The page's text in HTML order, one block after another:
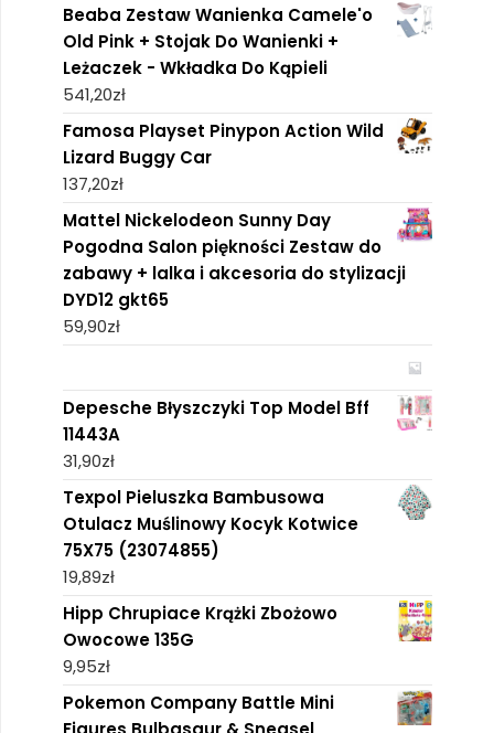
Beaba Zestaw Wanienka Camele'o
Old Pink + Stojak Do Wanienki +
Leżaczek - Wkładka Do Kąpieli
541,20zł
Famosa Playset Pinypon Action Wild
Lizard Buggy Car
137,20zł
Mattel Nickelodeon Sunny Day
Pogodna Salon piękności Zestaw do
zabawy + lalka i akcesoria do stylizacji
DYD12 gkt65
59,90zł
Depesche Błyszczyki Top Model Bff
11443A
31,90zł
Texpol Pieluszka Bambusowa
Otulacz Muślinowy Kocyk Kotwice
75X75 (23074855)
19,89zł
Hipp Chrupiace Krążki Zbożowo
Owocowe 135G
9,95zł
Pokemon Company Battle Mini